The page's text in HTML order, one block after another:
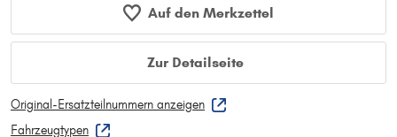
Auf den Merkzettel
Zur Detailseite
Original-Ersatzteilnummern anzeigen
Fahrzeugtypen